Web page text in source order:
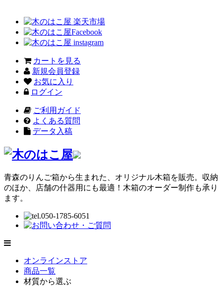
カートを見る
新規会員登録
お気に入り
ログイン
ご利用ガイド
よくある質問
データ入稿
青森のりんご箱から生まれた、オリジナル木箱を販売。収納
のほか、店舗の什器用にも最適！木箱のオーダー制作も承り
ます。
オンラインストア
商品一覧
材質から選ぶ